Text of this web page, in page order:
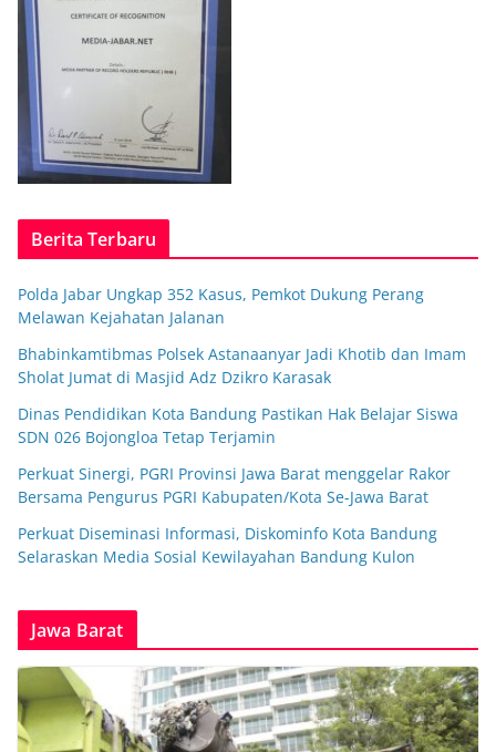
Berita Terbaru
Polda Jabar Ungkap 352 Kasus, Pemkot Dukung Perang
Melawan Kejahatan Jalanan
Bhabinkamtibmas Polsek Astanaanyar Jadi Khotib dan Imam
Sholat Jumat di Masjid Adz Dzikro Karasak
Dinas Pendidikan Kota Bandung Pastikan Hak Belajar Siswa
SDN 026 Bojongloa Tetap Terjamin
Perkuat Sinergi, PGRI Provinsi Jawa Barat menggelar Rakor
Bersama Pengurus PGRI Kabupaten/Kota Se-Jawa Barat
Perkuat Diseminasi Informasi, Diskominfo Kota Bandung
Selaraskan Media Sosial Kewilayahan Bandung Kulon
Jawa Barat